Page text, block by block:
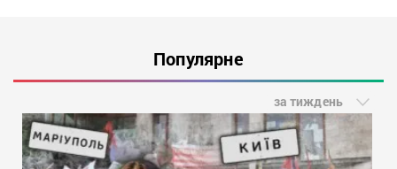
Популярне
за тиждень